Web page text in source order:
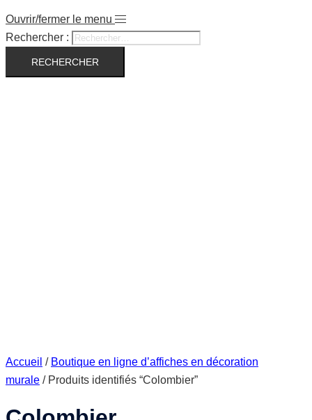
Ouvrir/fermer le menu
Rechercher :
Accueil / Boutique en ligne d’affiches en décoration
murale / Produits identifiés “Colombier”